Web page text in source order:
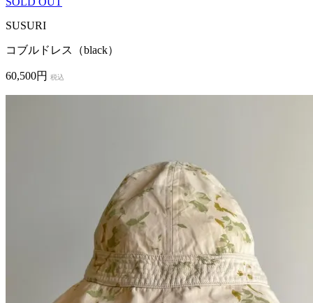
SUSURI
コブルドレス（black）
60,500円 税込